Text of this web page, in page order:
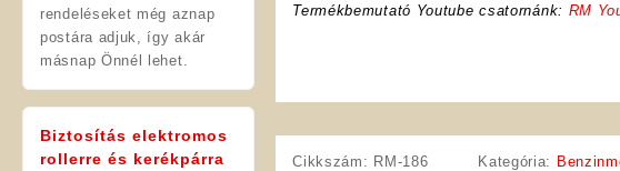
rendeléseket még aznap
postára adjuk, így akár
másnap Önnél lehet.
Biztosítás elektromos
rollerre és kerékpárra
Termékbemutató Youtube csatornánk: RM
Cikkszám: RM-186 Kategória: